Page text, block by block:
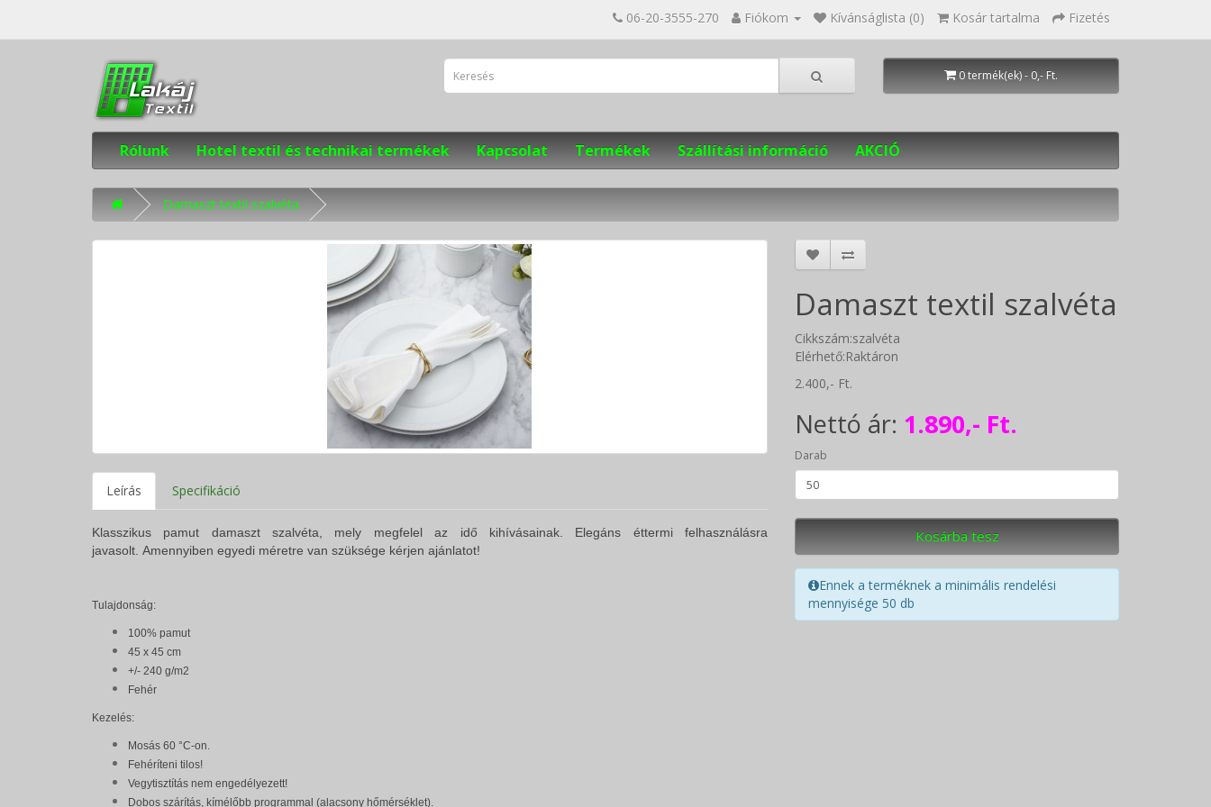
06-20-3555-270 Fiókom Kívánságlista (0) Kosár tartalma Fizetés
0 termék(ek) - 0,- Ft.
Rólunk Hotel textil és technikai termékek Kapcsolat Termékek Szállítási információ AKCIÓ
Damaszt textil szalvéta
Leírás Specifikáció
Klasszikus pamut damaszt szalvéta, mely megfelel az idő kihívásainak. Elegáns éttermi felhasználásra
javasolt. Amennyiben egyedi méretre van szüksége kérjen ajánlatot!
Tulajdonság:
100% pamut
45 x 45 cm
+/- 240 g/m2
Fehér
Kezelés:
Mosás 60 °C-on.
Fehéríteni tilos!
Vegytisztítás nem engedélyezett!
Dobos szárítás, kímélőbb programmal (alacsony hőmérséklet).
Damaszt textil szalvéta
Cikkszám:szalvéta
Elérhető:Raktáron
2.400,- Ft.
Nettó ár: 1.890,- Ft.
Darab
Kosárba tesz
Ennek a terméknek a minimális rendelési
mennyisége 50 db